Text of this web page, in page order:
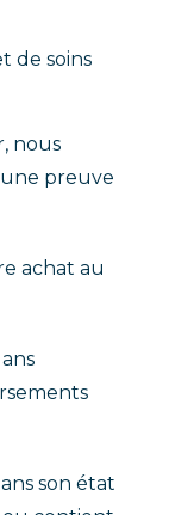
de soins
nous
preuve
achat au
son état